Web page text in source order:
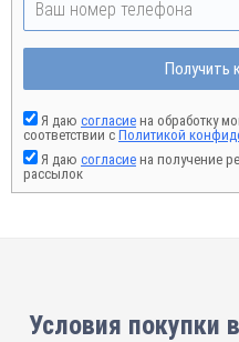
Получить
Я даю согласие на обработку
соответствии с Политикой
Я даю согласие на получение
рассылок
Условия покупки